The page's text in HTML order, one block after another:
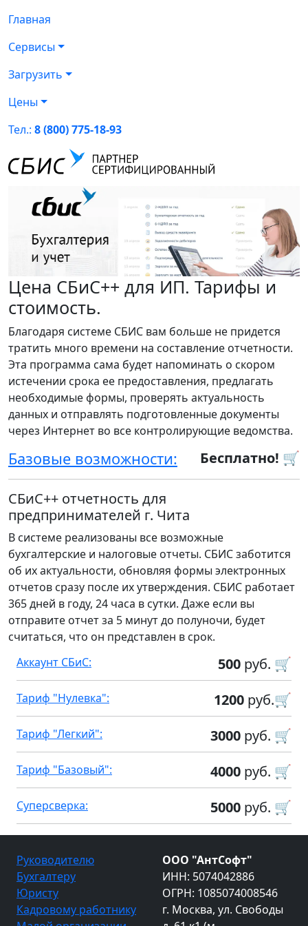
Главная
Сервисы
Загрузить
Цены
Тел.: 8 (800) 775-18-93
Цена СБиС++ для ИП. Тарифы и
стоимость.
Благодаря системе СБИС вам больше не придется
тратить много времени на составление отчетности.
Эта программа сама будет напоминать о скором
истечении срока ее предоставления, предлагать
необходимые формы, проверять актуальность
данных и отправлять подготовленные документы
через Интернет во все контролирующие ведомства.
Бесплатно! 🛒
Базовые возможности:
СБиС++ отчетность для
предпринимателей г. Чита
В системе реализованы все возможные
бухгалтерские и налоговые отчеты. СБИС заботится
об их актуальности, обновляя формы электронных
отчетов сразу после их утверждения. СБИС работает
365 дней в году, 24 часа в сутки. Даже если вы
отправите отчет за 5 минут до полуночи, будет
считаться, что он представлен в срок.
500 руб. 🛒
Аккаунт СБиС:
1200 руб.🛒
Тариф "Нулевка":
3000 руб. 🛒
Тариф "Легкий":
4000 руб. 🛒
Тариф "Базовый":
5000 руб. 🛒
Суперсверка:
Руководителю
Бухгалтеру
Юристу
Кадровому работнику
ООО "АнтСофт"
ИНН: 5074042886
ОГРН: 1085074008546
г. Москва, ул. Свободы